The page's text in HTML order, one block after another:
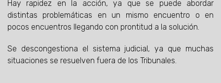
Hay rapidez en la acción, ya que se puede abordar
distintas problemáticas en un mismo encuentro o en
pocos encuentros llegando con prontitud a la solución.
Se descongestiona el sistema judicial, ya que muchas
situaciones se resuelven fuera de los Tribunales.